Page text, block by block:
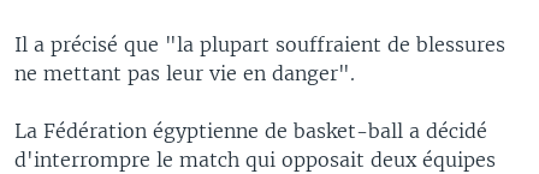
Il a précisé que "la plupart souffraient de blessures
ne mettant pas leur vie en danger".
La Fédération égyptienne de basket-ball a décidé
d'interrompre le match qui opposait deux équipes